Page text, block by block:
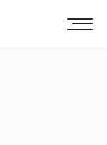
erhalten